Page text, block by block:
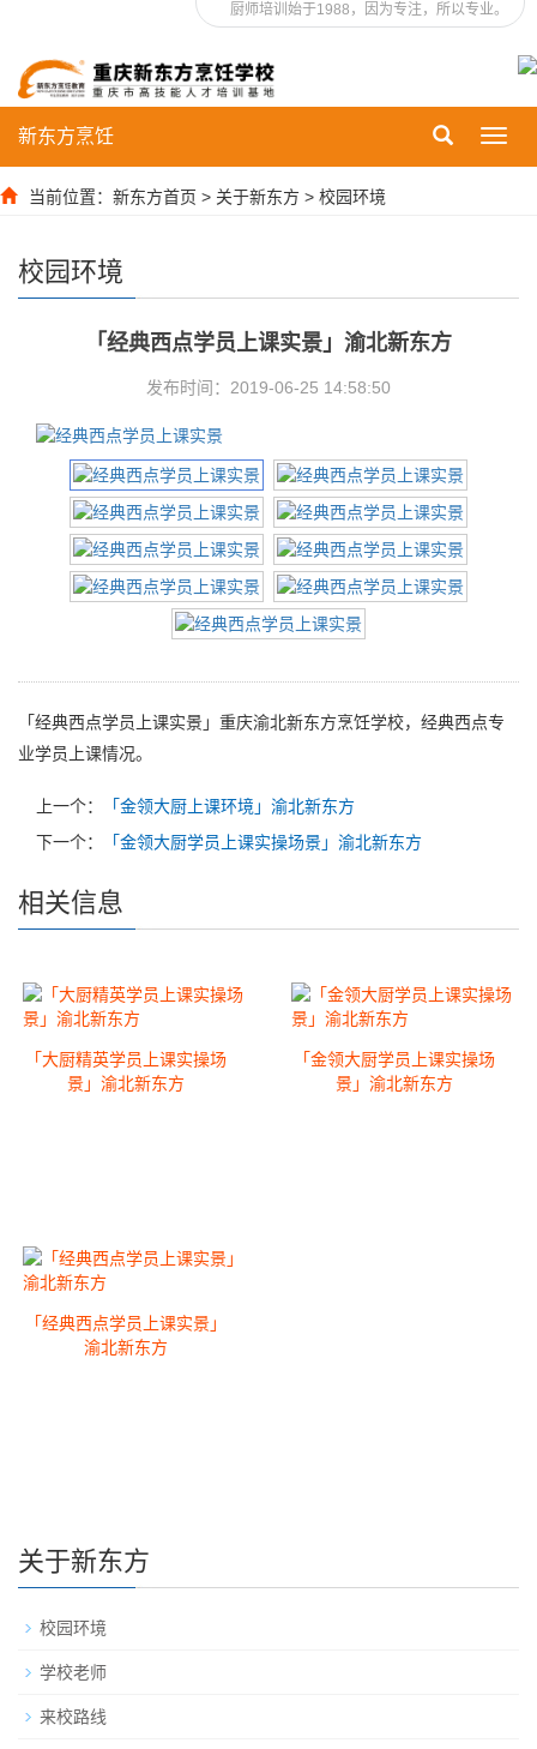
厨师培训始于1988，因为专注，所以专业。
新东方烹饪
当前位置： 新东方首页 > 关于新东方 > 校园环境
校园环境
「经典西点学员上课实景」渝北新东方
发布时间：2019-06-25 14:58:50
「经典西点学员上课实景」重庆渝北新东方烹饪学校，经典西点专
业学员上课情况。
上一个：
「金领大厨上课环境」渝北新东方
下一个：
「金领大厨学员上课实操场景」渝北新东方
相关信息
「大厨精英学员上课实操场
景」渝北新东方
「金领大厨学员上课实操场
景」渝北新东方
「经典西点学员上课实景」
渝北新东方
关于新东方
校园环境
学校老师
来校路线